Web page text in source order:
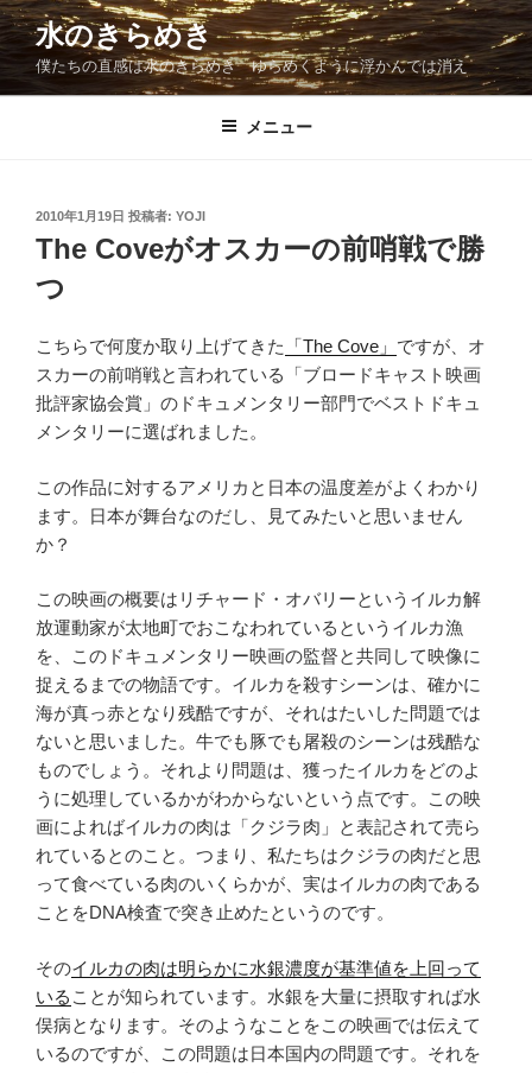
コ
ン
テ
ン
水のきらめき
僕たちの直感は水のきらめき ゆらめくように浮かんでは消え
メニュー
投
稿
日:
2010年1月19日 投稿者: YOJI
The Coveがオスカーの前哨戦で勝
つ
こちらで何度か取り上げてきた 「The Cove」 ですが、オ
スカーの前哨戦と言われている「ブロードキャスト映画
批評家協会賞」のドキュメンタリー部門でベストドキュ
メンタリーに選ばれました。
この作品に対するアメリカと日本の温度差がよくわかり
ます。日本が舞台なのだし、見てみたいと思いません
か？
この映画の概要はリチャード・オバリーというイルカ解
放運動家が太地町でおこなわれているというイルカ漁
を、このドキュメンタリー映画の監督と共同して映像に
捉えるまでの物語です。イルカを殺すシーンは、確かに
海が真っ赤となり残酷ですが、それはたいした問題では
ないと思いました。牛でも豚でも屠殺のシーンは残酷な
ものでしょう。それより問題は、獲ったイルカをどのよ
うに処理しているかがわからないという点です。この映
画によればイルカの肉は「クジラ肉」と表記されて売ら
れているとのこと。つまり、私たちはクジラの肉だと思
って食べている肉のいくらかが、実はイルカの肉である
ことをDNA検査で突き止めたというのです。
そのイルカの肉は明らかに水銀濃度が基準値を上回って
いる ことが知られています。水銀を大量に摂取すれば水
俣病となります。そのようなことをこの映画では伝えて
いるのですが、この問題は日本国内の問題です。それを